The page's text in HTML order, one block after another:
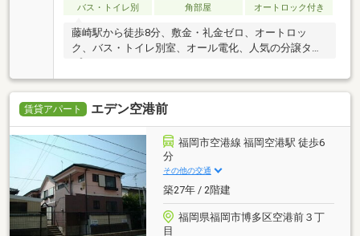
バス・トイレ別
角部屋 オートロック付き
藤崎駅から徒歩8分、敷金・礼金ゼロ、オートロッ
ク、バス・トイレ別室、オール電化、人気の分譲タイ
賃貸アパート エデン空港前
福岡市空港線 福岡空港駅 徒歩6
分
その他の交通
築27年 / 2階建
福岡県福岡市博多区空港前３丁
目